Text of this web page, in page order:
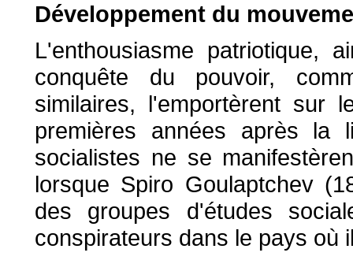
Développement du
L'enthousiasme patriotique,
conquête du pouvoir,
similaires, l'emportèrent sur
premières années après la
socialistes ne se
lorsque Spiro Goulaptchev
des groupes d'études
conspirateurs dans le pays où